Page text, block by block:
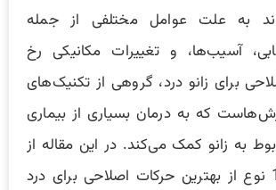
به علت عوامل مختلفی از جمله
آسیب‌ها، و تغییرات مکانیکی رخ
برای زانو درد، گروهی از تکنیک‌های
که به درمان بسیاری از بیماری
به زانو کمک می‌کند. در این مقاله از
مدی بازار به 10 نوع از بهترین حرکات اصلاحی برای درد